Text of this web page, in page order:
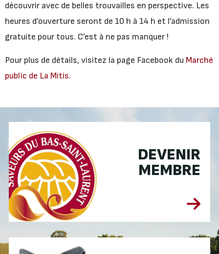
découvrir avec de belles trouvailles en perspective. Les
heures d’ouverture seront de 10 h à 14 h et l’admission
gratuite pour tous. C’est à ne pas manquer !
Pour plus de détails, visitez la page Facebook du Marché
public de La Mitis.
DEVENIR
MEMBRE